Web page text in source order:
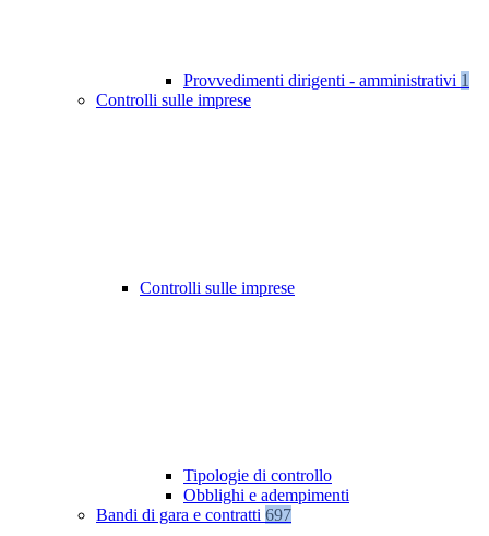
Provvedimenti dirigenti - amministrativi 1
Controlli sulle imprese
Controlli sulle imprese
Tipologie di controllo
Obblighi e adempimenti
Bandi di gara e contratti 697